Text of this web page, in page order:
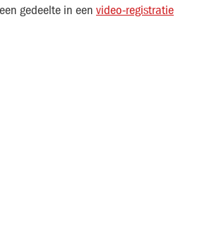
gedeelte in een video-registratie